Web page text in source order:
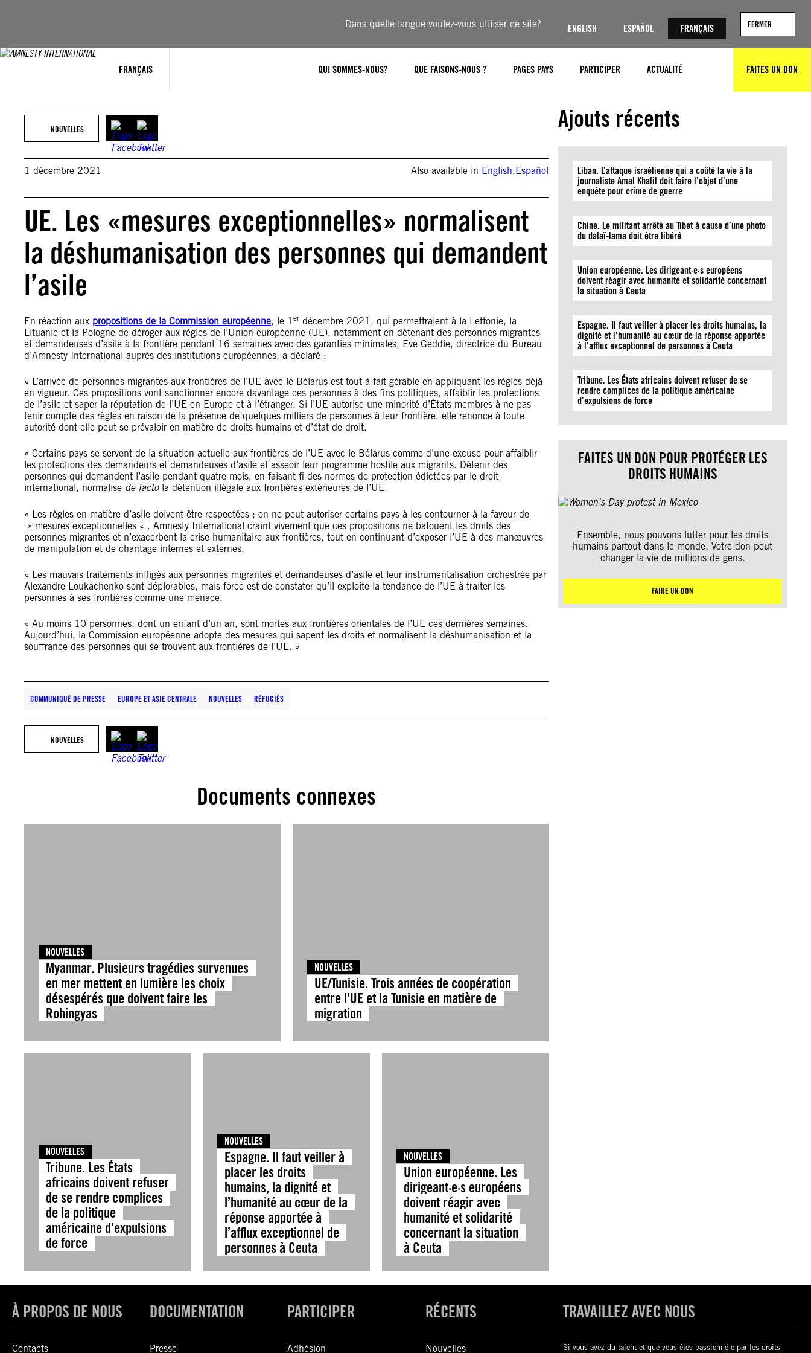
Dans quelle langue voulez-vous utiliser ce site? ENGLISH ESPAÑOL FRANÇAIS FERMER
FRANÇAIS QUI SOMMES-NOUS? QUE FAISONS-NOUS ? PAGES PAYS PARTICIPER ACTUALITÉ RECHERCHERFAITES UN DON
NOUVELLES
1 décembre 2021 Also available in English,Español
UE. Les «mesures exceptionnelles» normalisent
la déshumanisation des personnes qui demandent
l’asile
En réaction aux propositions de la Commission européenne, le 1er décembre 2021, qui permettraient à la Lettonie, la
Lituanie et la Pologne de déroger aux règles de l’Union européenne (UE), notamment en détenant des personnes migrantes
et demandeuses d’asile à la frontière pendant 16 semaines avec des garanties minimales, Eve Geddie, directrice du Bureau
d’Amnesty International auprès des institutions européennes, a déclaré :
« L’arrivée de personnes migrantes aux frontières de l’UE avec le Bélarus est tout à fait gérable en appliquant les règles déjà
en vigueur. Ces propositions vont sanctionner encore davantage ces personnes à des fins politiques, affaiblir les protections
de l’asile et saper la réputation de l’UE en Europe et à l’étranger. Si l’UE autorise une minorité d’États membres à ne pas
tenir compte des règles en raison de la présence de quelques milliers de personnes à leur frontière, elle renonce à toute
autorité dont elle peut se prévaloir en matière de droits humains et d’état de droit.
« Certains pays se servent de la situation actuelle aux frontières de l’UE avec le Bélarus comme d’une excuse pour affaiblir
les protections des demandeurs et demandeuses d’asile et asseoir leur programme hostile aux migrants. Détenir des
personnes qui demandent l’asile pendant quatre mois, en faisant fi des normes de protection édictées par le droit
international, normalise de factola détention illégale aux frontières extérieures de l’UE.
« Les règles en matière d’asile doivent être respectées ; on ne peut autoriser certains pays à les contourner à la faveur de
» mesures exceptionnelles « . Amnesty International craint vivement que ces propositions ne bafouent les droits des
personnes migrantes et n’exacerbent la crise humanitaire aux frontières, tout en continuant d’exposer l’UE à des manœuvres
de manipulation et de chantage internes et externes.
« Les mauvais traitements infligés aux personnes migrantes et demandeuses d’asile et leur instrumentalisation orchestrée par
Alexandre Loukachenko sont déplorables, mais force est de constater qu’il exploite la tendance de l’UE à traiter les
personnes à ses frontières comme une menace.
« Au moins 10 personnes, dont un enfant d’un an, sont mortes aux frontières orientales de l’UE ces dernières semaines.
Aujourd’hui, la Commission européenne adopte des mesures qui sapent les droits et normalisent la déshumanisation et la
souffrance des personnes qui se trouvent aux frontières de l’UE. »
COMMUNIQUÉ DE PRESSE EUROPE ET ASIE CENTRALE NOUVELLES RÉFUGIÉS
NOUVELLES
Documents connexes
NOUVELLES
Myanmar. Plusieurs tragédies survenues
en mer mettent en lumière les choix
désespérés que doivent faire les
Rohingyas
NOUVELLES
UE/Tunisie. Trois années de coopération
entre l’UE et la Tunisie en matière de
migration
NOUVELLES
Tribune. Les États
africains doivent refuser
de se rendre complices
de la politique
américaine d’expulsions
de force
NOUVELLES
Espagne. Il faut veiller à
placer les droits
humains, la dignité et
l’humanité au cœur de la
réponse apportée à
l’afflux exceptionnel de
personnes à Ceuta
NOUVELLES
Union européenne. Les
dirigeant·e·s européens
doivent réagir avec
humanité et solidarité
concernant la situation
à Ceuta
Ajouts récents
Liban. L’attaque israélienne qui a coûté la vie à la
journaliste Amal Khalil doit faire l’objet d’une
enquête pour crime de guerre
Chine. Le militant arrêté au Tibet à cause d’une photo
du dalaï-lama doit être libéré
Union européenne. Les dirigeant·e·s européens
doivent réagir avec humanité et solidarité concernant
la situation à Ceuta
Espagne. Il faut veiller à placer les droits humains, la
dignité et l’humanité au cœur de la réponse apportée
à l’afflux exceptionnel de personnes à Ceuta
Tribune. Les États africains doivent refuser de se
rendre complices de la politique américaine
d’expulsions de force
FAITES UN DON POUR PROTÉGER LES
DROITS HUMAINS
Ensemble, nous pouvons lutter pour les droits
humains partout dans le monde. Votre don peut
changer la vie de millions de gens.
FAIRE UN DON
À PROPOS DE NOUS
Contacts
DOCUMENTATION
Presse
PARTICIPER
Adhésion
RÉCENTS
Nouvelles
TRAVAILLEZ AVEC NOUS
Si vous avez du talent et que vous êtes passionné-e par les droits